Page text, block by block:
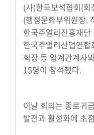
(사)한국보석협회(
(행정문화부위원장.
한국주얼리진흥재
한국주얼리산업연
회장 등 업계관계자
15명이 참석했다.
이날 회의는 종로귀
발전과 활성화에 초